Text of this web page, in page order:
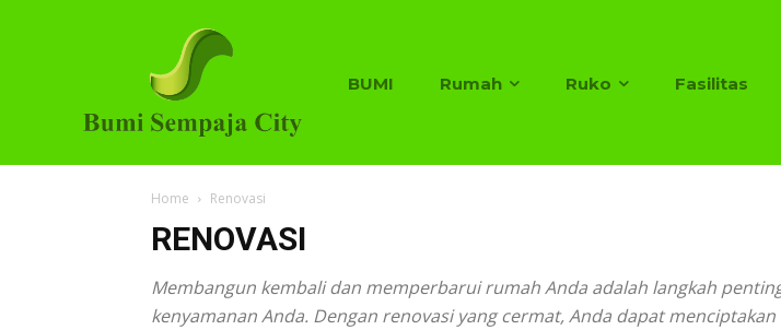
BUMI Rumah Ruko Fasilitas
Home Renovasi
RENOVASI
Membangun kembali dan memperbarui rumah Anda adalah langkah
kenyamanan Anda. Dengan renovasi yang cermat, Anda dapat